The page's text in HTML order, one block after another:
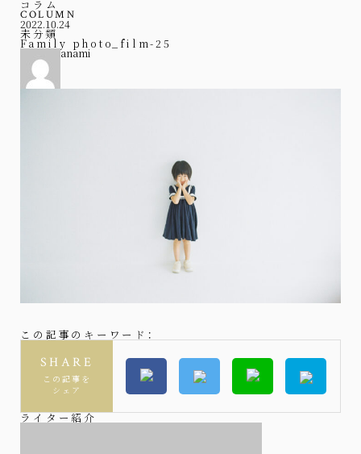
コラム
COLUMN
2022.10.24
未分類
Family photo_film-25
anami
この記事のキーワード：
SHARE
この記事を
シェア
ライター紹介